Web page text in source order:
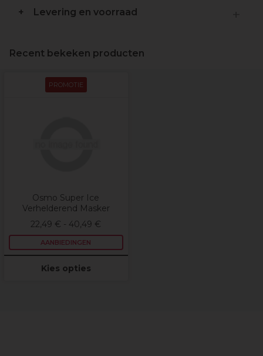
Levering en voorraad
Recent bekeken producten
PROMOTIE
Osmo Super Ice
Verhelderend Masker
22,49 € - 40,49 €
AANBIEDINGEN
Kies opties